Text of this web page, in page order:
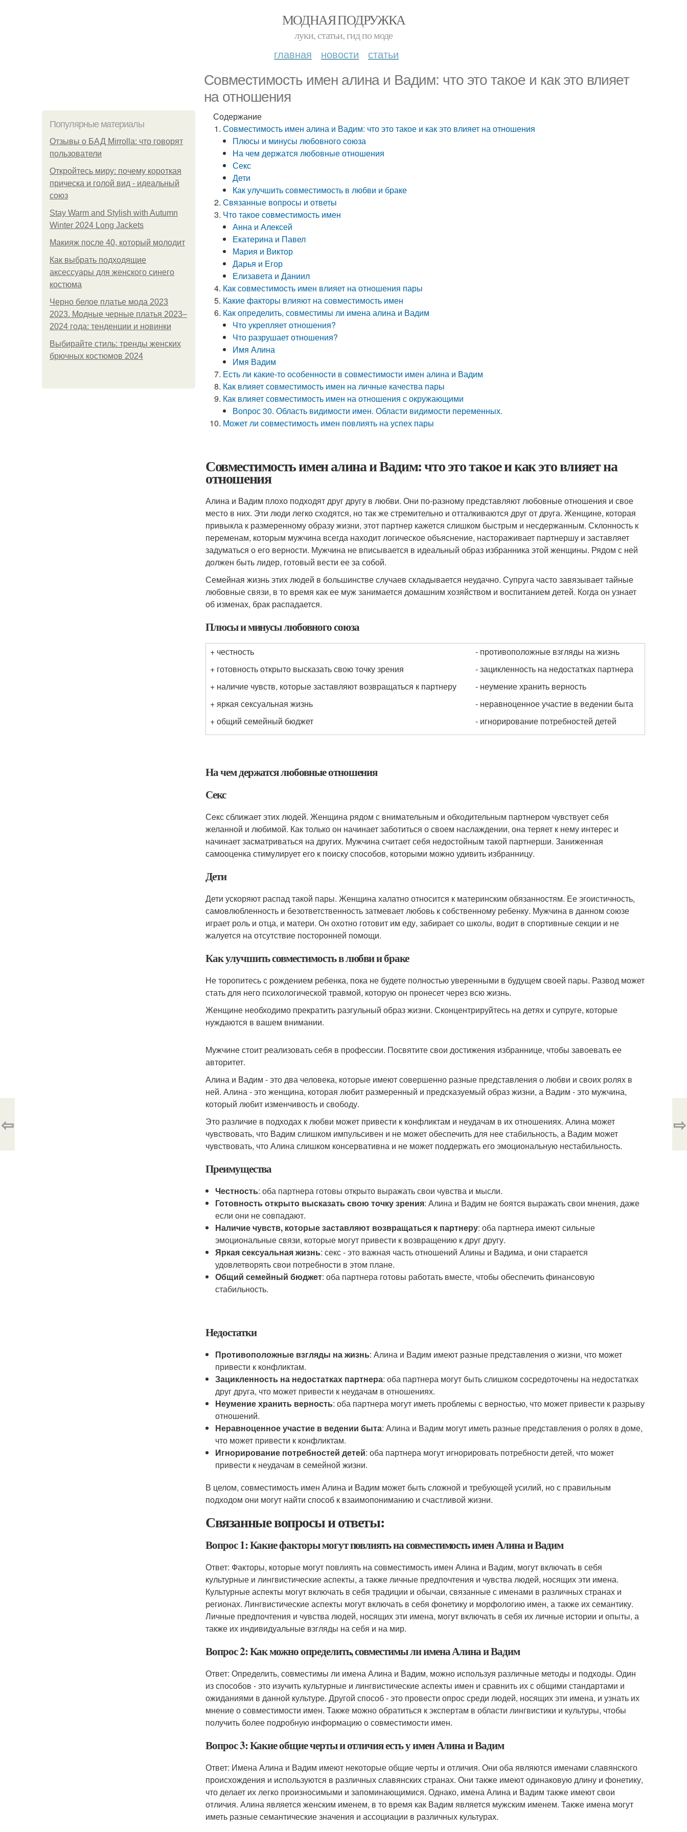
МОДНАЯ ПОДРУЖКА
луки, статьи, гид по моде
главная новости статьи
Совместимость имен алина и Вадим: что это такое и как это влияет
на отношения
Популярные материалы
Отзывы о БАД Mirrolla: что говорят
пользователи
Откройтесь миру: почему короткая
прическа и голой вид - идеальный
союз
Stay Warm and Stylish with Autumn
Winter 2024 Long Jackets
Макияж после 40, который молодит
Как выбрать подходящие
аксессуары для женского синего
костюма
Черно белое платье мода 2023
2023. Модные черные платья 2023–
2024 года: тенденции и новинки
Выбирайте стиль: тренды женских
брючных костюмов 2024
Содержание
Совместимость имен алина и Вадим: что это такое и как это влияет на отношения
Плюсы и минусы любовного союза
На чем держатся любовные отношения
Секс
Дети
Как улучшить совместимость в любви и браке
Связанные вопросы и ответы
Что такое совместимость имен
Анна и Алексей
Екатерина и Павел
Мария и Виктор
Дарья и Егор
Елизавета и Даниил
Как совместимость имен влияет на отношения пары
Какие факторы влияют на совместимость имен
Как определить, совместимы ли имена алина и Вадим
Что укрепляет отношения?
Что разрушает отношения?
Имя Алина
Имя Вадим
Есть ли какие-то особенности в совместимости имен алина и Вадим
Как влияет совместимость имен на личные качества пары
Как влияет совместимость имен на отношения с окружающими
Вопрос 30. Область видимости имен. Области видимости переменных.
Может ли совместимость имен повлиять на успех пары
Совместимость имен алина и Вадим: что это такое и как это влияет на
отношения
Алина и Вадим плохо подходят друг другу в любви. Они по-разному представляют любовные отношения и свое
место в них. Эти люди легко сходятся, но так же стремительно и отталкиваются друг от друга. Женщине, которая
привыкла к размеренному образу жизни, этот партнер кажется слишком быстрым и несдержанным. Склонность к
переменам, которым мужчина всегда находит логическое объяснение, настораживает партнершу и заставляет
задуматься о его верности. Мужчина не вписывается в идеальный образ избранника этой женщины. Рядом с ней
должен быть лидер, готовый вести ее за собой.
Семейная жизнь этих людей в большинстве случаев складывается неудачно. Супруга часто завязывает тайные
любовные связи, в то время как ее муж занимается домашним хозяйством и воспитанием детей. Когда он узнает
об изменах, брак распадается.
Плюсы и минусы любовного союза
+ честность
+ готовность открыто высказать свою точку зрения
+ наличие чувств, которые заставляют возвращаться к партнеру
+ яркая сексуальная жизнь
+ общий семейный бюджет
- противоположные взгляды на жизнь
- зацикленность на недостатках партнера
- неумение хранить верность
- неравноценное участие в ведении быта
- игнорирование потребностей детей
На чем держатся любовные отношения
Секс
Секс сближает этих людей. Женщина рядом с внимательным и обходительным партнером чувствует себя
желанной и любимой. Как только он начинает заботиться о своем наслаждении, она теряет к нему интерес и
начинает засматриваться на других. Мужчина считает себя недостойным такой партнерши. Заниженная
самооценка стимулирует его к поиску способов, которыми можно удивить избранницу.
Дети
Дети ускоряют распад такой пары. Женщина халатно относится к материнским обязанностям. Ее эгоистичность,
самовлюбленность и безответственность затмевает любовь к собственному ребенку. Мужчина в данном союзе
играет роль и отца, и матери. Он охотно готовит им еду, забирает со школы, водит в спортивные секции и не
жалуется на отсутствие посторонней помощи.
Как улучшить совместимость в любви и браке
Не торопитесь с рождением ребенка, пока не будете полностью уверенными в будущем своей пары. Развод может
стать для него психологической травмой, которую он пронесет через всю жизнь.
Женщине необходимо прекратить разгульный образ жизни. Сконцентрируйтесь на детях и супруге, которые
нуждаются в вашем внимании.
Мужчине стоит реализовать себя в профессии. Посвятите свои достижения избраннице, чтобы завоевать ее
авторитет.
Алина и Вадим - это два человека, которые имеют совершенно разные представления о любви и своих ролях в
ней. Алина - это женщина, которая любит размеренный и предсказуемый образ жизни, а Вадим - это мужчина,
который любит изменчивость и свободу.
Это различие в подходах к любви может привести к конфликтам и неудачам в их отношениях. Алина может
чувствовать, что Вадим слишком импульсивен и не может обеспечить для нее стабильность, а Вадим может
чувствовать, что Алина слишком консервативна и не может поддержать его эмоциональную нестабильность.
Преимущества
Честность: оба партнера готовы открыто выражать свои чувства и мысли.
Готовность открыто высказать свою точку зрения: Алина и Вадим не боятся выражать свои мнения, даже
если они не совпадают.
Наличие чувств, которые заставляют возвращаться к партнеру: оба партнера имеют сильные
эмоциональные связи, которые могут привести к возвращению к друг другу.
Яркая сексуальная жизнь: секс - это важная часть отношений Алины и Вадима, и они старается
удовлетворять свои потребности в этом плане.
Общий семейный бюджет: оба партнера готовы работать вместе, чтобы обеспечить финансовую
стабильность.
Недостатки
Противоположные взгляды на жизнь: Алина и Вадим имеют разные представления о жизни, что может
привести к конфликтам.
Зацикленность на недостатках партнера: оба партнера могут быть слишком сосредоточены на недостатках
друг друга, что может привести к неудачам в отношениях.
Неумение хранить верность: оба партнера могут иметь проблемы с верностью, что может привести к разрыву
отношений.
Неравноценное участие в ведении быта: Алина и Вадим могут иметь разные представления о ролях в доме,
что может привести к конфликтам.
Игнорирование потребностей детей: оба партнера могут игнорировать потребности детей, что может
привести к неудачам в семейной жизни.
В целом, совместимость имен Алина и Вадим может быть сложной и требующей усилий, но с правильным
подходом они могут найти способ к взаимопониманию и счастливой жизни.
Связанные вопросы и ответы:
Вопрос 1: Какие факторы могут повлиять на совместимость имен Алина и Вадим
Ответ: Факторы, которые могут повлиять на совместимость имен Алина и Вадим, могут включать в себя
культурные и лингвистические аспекты, а также личные предпочтения и чувства людей, носящих эти имена.
Культурные аспекты могут включать в себя традиции и обычаи, связанные с именами в различных странах и
регионах. Лингвистические аспекты могут включать в себя фонетику и морфологию имен, а также их семантику.
Личные предпочтения и чувства людей, носящих эти имена, могут включать в себя их личные истории и опыты, а
также их индивидуальные взгляды на себя и на мир.
Вопрос 2: Как можно определить, совместимы ли имена Алина и Вадим
Ответ: Определить, совместимы ли имена Алина и Вадим, можно используя различные методы и подходы. Один
из способов - это изучить культурные и лингвистические аспекты имен и сравнить их с общими стандартами и
ожиданиями в данной культуре. Другой способ - это провести опрос среди людей, носящих эти имена, и узнать их
мнение о совместимости имен. Также можно обратиться к экспертам в области лингвистики и культуры, чтобы
получить более подробную информацию о совместимости имен.
Вопрос 3: Какие общие черты и отличия есть у имен Алина и Вадим
Ответ: Имена Алина и Вадим имеют некоторые общие черты и отличия. Они оба являются именами славянского
происхождения и используются в различных славянских странах. Они также имеют одинаковую длину и фонетику,
что делает их легко произносимыми и запоминающимися. Однако, имена Алина и Вадим также имеют свои
отличия. Алина является женским именем, в то время как Вадим является мужским именем. Также имена могут
иметь разные семантические значения и ассоциации в различных культурах.
⇦ ⇨